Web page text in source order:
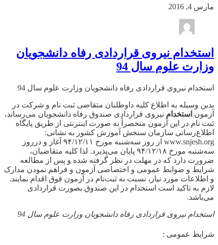
مارس 4, 2016
استخدام نیروی قراردادی رفاه دانشجویان
وزارت علوم سال 94
استخدام نیروی قراردادی رفاه دانشجویان وزارت علوم سال 94
بدین وسیله به اطلاع کلیه داوطلبان متقاضی ثبت نام و شرکت در
آزمون استخدام نیروی قراردادی صندوق رفاه دانشجویان می‌رساند،
ثبت‌ نام در این آزمون منحصراً به صورت اینترنتی از طریق پایگاه
اطلاع‌رسانی سازمان سنجش‌ آموزش کشور به نشانی:
www.snjesh.org از روز سه‌شنبه مورخ ۹۴/۱۲/۱۱ آغاز و درروز
سه‌شنبه مورخ ۹۴/۱۲/۱۸ پایان می‌پذیرد. لذا کلیه متقاضیان،
ضرورت دارد که در مهلت در نظر گرفته شده و پس از مطالعه
شرایط و ضوابط عمومی و اختصاصی آزمون و فراهم نمودن مدارک
و اطلاعات مورد نیاز، نسبت به ثبت‌نام در آزمون فوق اقدام نمایند.
لازم به تاکید است استخدام در این صندوق بصورت قراردادی
می‌باشد.
استخدام نیروی قراردادی رفاه دانشجویان وزارت علوم سال 94
شرایط عمومی :